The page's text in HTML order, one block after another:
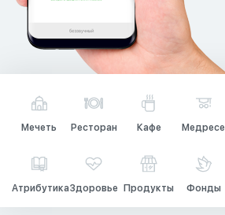
Мечеть Ресторан Кафе Медресе
АтрибутикаЗдоровье Продукты Фонды